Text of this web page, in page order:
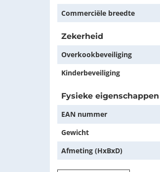
Commerciële breedte
Zekerheid
Overkookbeveiliging
Kinderbeveiliging
Fysieke eigenschappen
EAN nummer
Gewicht
Afmeting (HxBxD)